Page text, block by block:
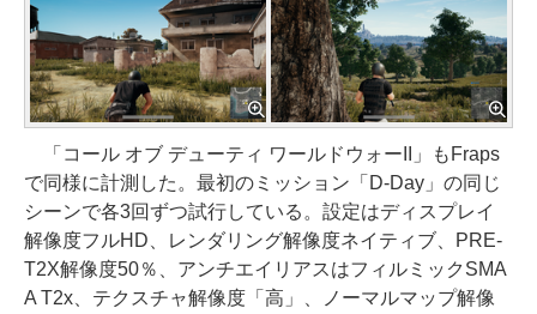
「コール オブ デューティ ワールドウォーII」もFraps
で同様に計測した。最初のミッション「D-Day」の同じ
シーンで各3回ずつ試行している。設定はディスプレイ
解像度フルHD、レンダリング解像度ネイティブ、PRE-
T2X解像度50％、アンチエイリアスはフィルミックSMA
A T2x、テクスチャ解像度「高」、ノーマルマップ解像